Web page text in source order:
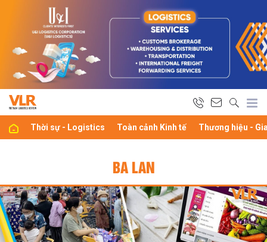
Thời sự - Logistics Toàn cảnh Kinh tế Thương hiệu -
BA LAN